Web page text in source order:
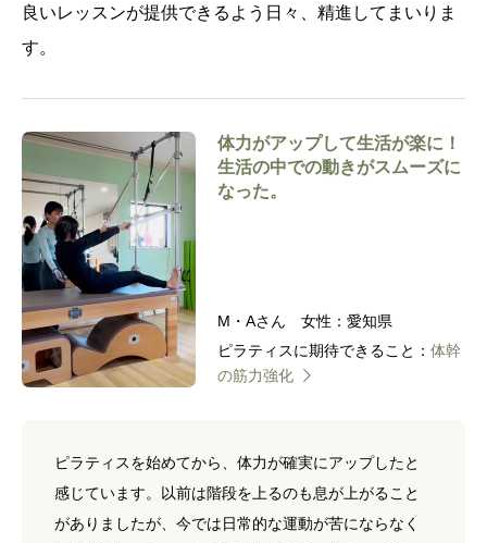
良いレッスンが提供できるよう日々、精進してまいりま
す。
体力がアップして生活が楽に！
生活の中での動きがスムーズに
なった。
M・Aさん 女性：愛知県
ピラティスに期待できること： 体幹
の筋力強化
ピラティスを始めてから、体力が確実にアップしたと
感じています。以前は階段を上るのも息が上がること
がありましたが、今では日常的な運動が苦にならなく